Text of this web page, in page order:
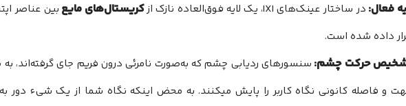
فعال: در ساختار عینک‌های IXI، یک لایه فوق‌العاده نازک از کریستال‌های مایع بین عناصر
داده شده است.
حرکت چشم: سنسورهای ردیابی چشم که به‌صورت نامرئی درون فریم جای گرفته‌اند،
و فاصله کانونی نگاه کاربر را پایش میکنند. به محض اینکه نگاه شما از یک شیء